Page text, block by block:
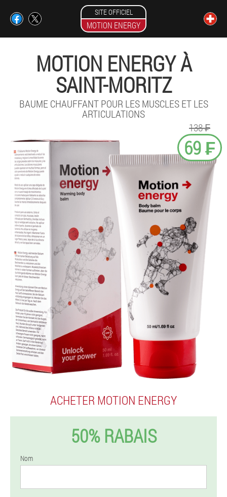
SITE OFFICIEL
MOTION ENERGY
MOTION ENERGY À
SAINT-MORITZ
BAUME CHAUFFANT POUR LES MUSCLES ET LES
ARTICULATIONS
138 ₣
69 ₣
ACHETER MOTION ENERGY
50% RABAIS
Nom